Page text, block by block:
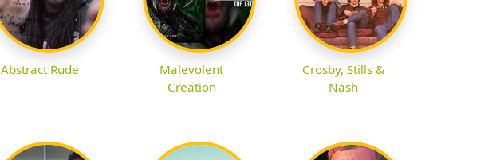
Abstract Rude
Malevolent
Creation
Crosby, Stills &
Nash